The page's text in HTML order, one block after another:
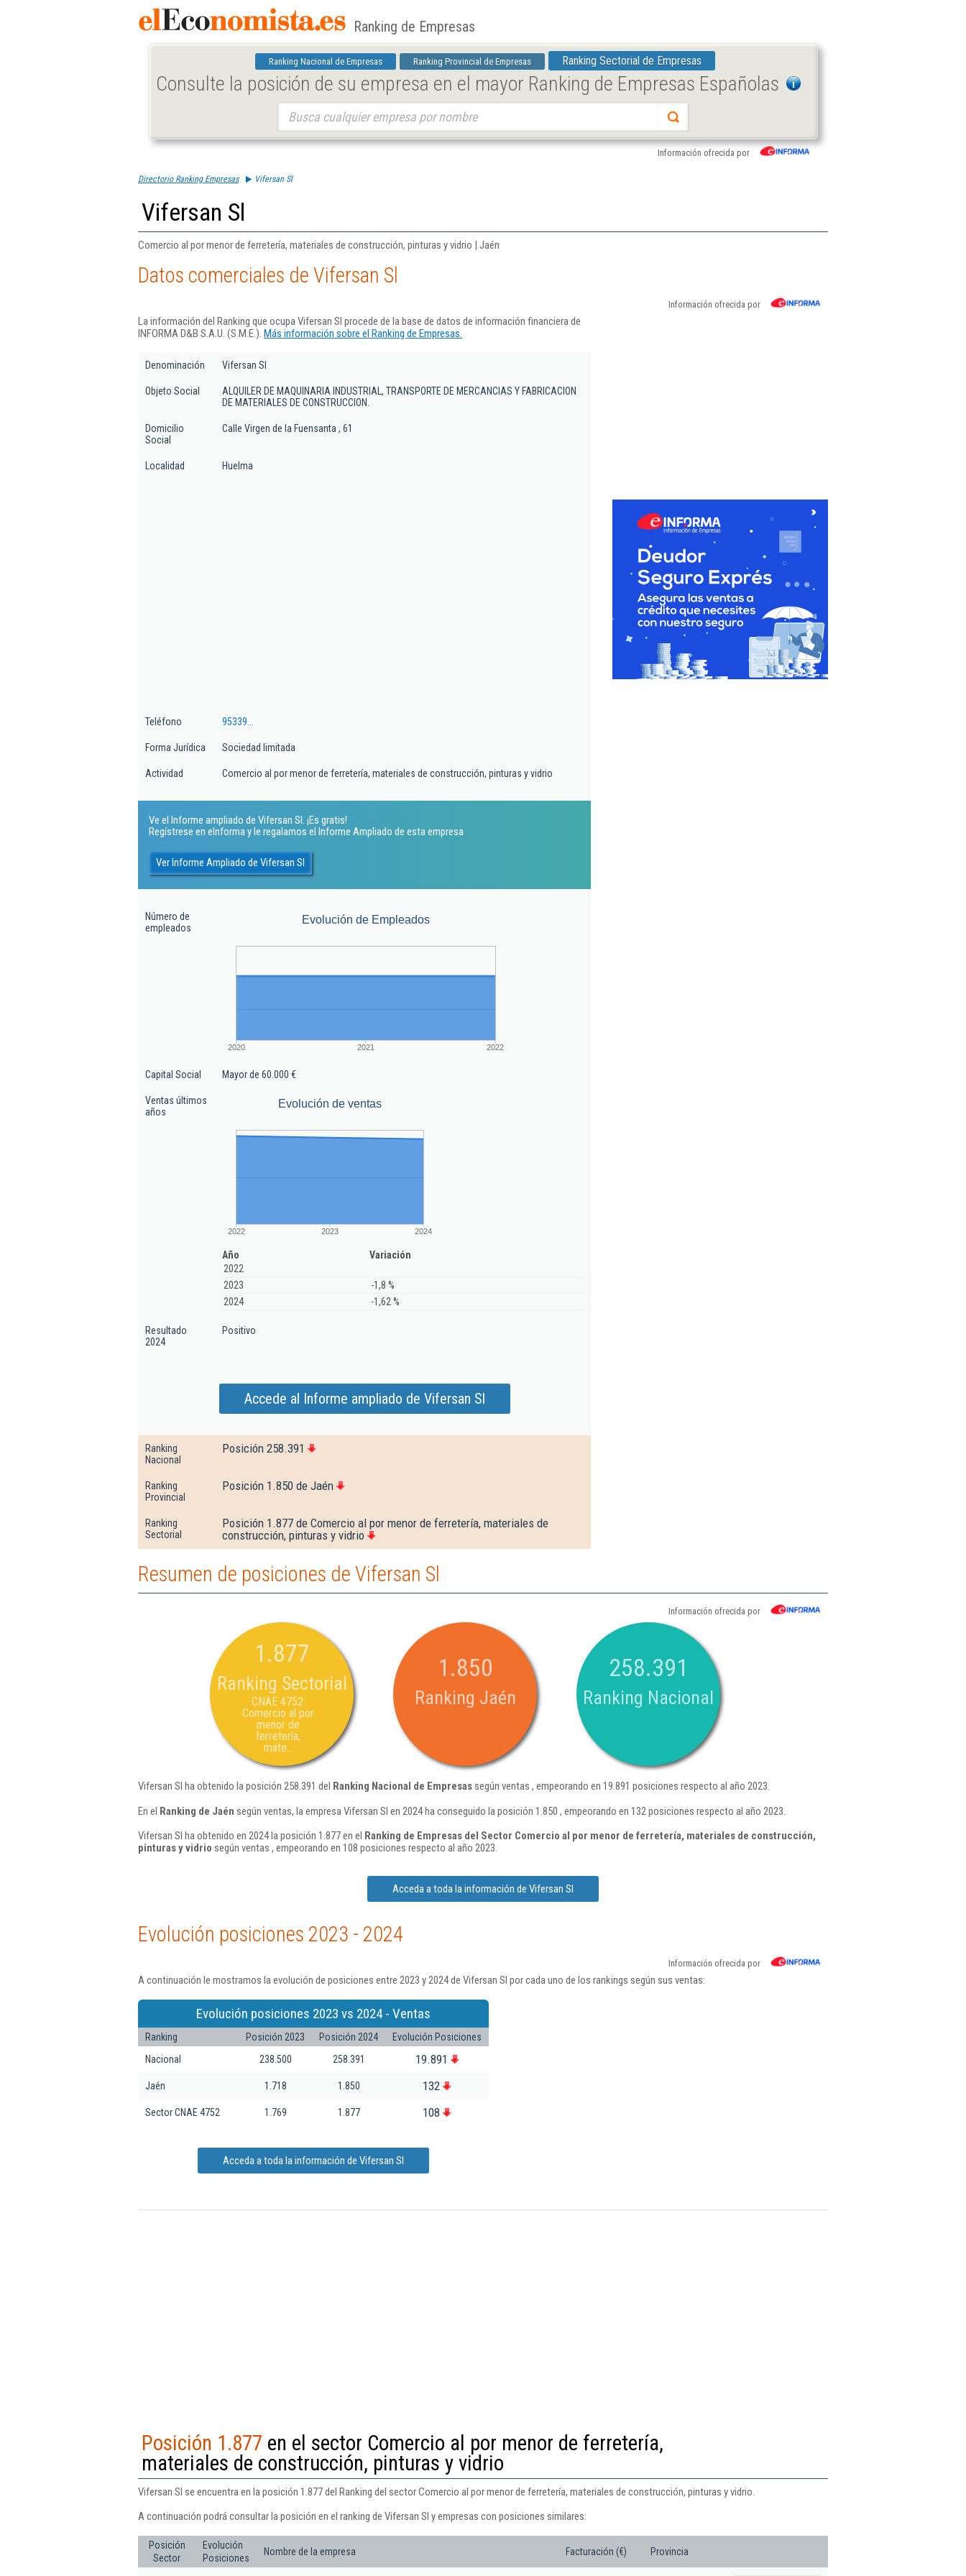
Ranking de Empresas
Ranking Nacional de Empresas Ranking Provincial de Empresas Ranking Sectorial de Empresas
Consulte la posición de su empresa en el mayor Ranking de Empresas Españolas
Información ofrecida por
Directorio Ranking Empresas Vifersan Sl
Vifersan Sl
Comercio al por menor de ferretería, materiales de construcción, pinturas y vidrio | Jaén
Datos comerciales de Vifersan Sl
Información ofrecida por
La información del Ranking que ocupa Vifersan Sl procede de la base de datos de información financiera de
INFORMA D&B S.A.U. (S.M.E.). Más información sobre el Ranking de Empresas.
Denominación Vifersan Sl
Objeto Social
ALQUILER DE MAQUINARIA INDUSTRIAL, TRANSPORTE DE MERCANCIAS Y FABRICACION
DE MATERIALES DE CONSTRUCCION.
Domicilio
Social
Calle Virgen de la Fuensanta , 61
Localidad Huelma
Teléfono 95339...
Forma Jurídica Sociedad limitada
Actividad Comercio al por menor de ferretería, materiales de construcción, pinturas y vidrio
Ve el Informe ampliado de Vifersan Sl. ¡Es gratis!
Regístrese en eInforma y le regalamos el Informe Ampliado de esta empresa
Ver Informe Ampliado de Vifersan Sl
Número de
empleados
Evolución de Empleados
2020 2021 2022
Capital Social Mayor de 60.000 €
Ventas últimos
años
Evolución de ventas
2022 2023 2024
Año
Variación
2022
2023
-1,8 %
2024
-1,62 %
Resultado
2024
Positivo
Accede al Informe ampliado de Vifersan Sl
Ranking
Nacional
Posición 258.391
Ranking
Provincial
Posición 1.850 de Jaén
Ranking
Sectorial
Posición 1.877 de Comercio al por menor de ferretería, materiales de
construcción, pinturas y vidrio
Resumen de posiciones de Vifersan Sl
Información ofrecida por
1.877
Ranking Sectorial
CNAE 4752:
Comercio al por
menor de
ferretería,
mate...
1.850
Ranking Jaén
258.391
Ranking Nacional
Vifersan Sl ha obtenido la posición 258.391 del Ranking Nacional de Empresassegún ventas , empeorando en 19.891 posiciones respecto al año 2023.
En el Ranking de Jaén según ventas, la empresa Vifersan Sl en 2024 ha conseguido la posición 1.850 , empeorando en 132 posiciones respecto al año 2023.
Vifersan Sl ha obtenido en 2024 la posición 1.877 en el Ranking de Empresas del Sector Comercio al por menor de ferretería, materiales de construcción,
pinturas y vidrio según ventas , empeorando en 108 posiciones respecto al año 2023.
Acceda a toda la información de Vifersan Sl
Evolución posiciones 2023 - 2024
Información ofrecida por
A continuación le mostramos la evolución de posiciones entre 2023 y 2024 de Vifersan Sl por cada uno de los rankings según sus ventas:
Evolución posiciones 2023 vs 2024 - Ventas
Ranking Posición 2023 Posición 2024
Evolución Posiciones
Nacional
238.500 258.391 19.891
Jaén 1.718 1.850 132
Sector CNAE 4752 1.769 1.877 108
Acceda a toda la información de Vifersan Sl
Posición 1.877 en el sector Comercio al por menor de ferretería,
materiales de construcción, pinturas y vidrio
Vifersan Sl se encuentra en la posición 1.877 del Ranking del sector Comercio al por menor de ferretería, materiales de construcción, pinturas y vidrio.
A continuación podrá consultar la posición en el ranking de Vifersan Sl y empresas con posiciones similares:
Posición
Sector
Evolución
Posiciones
Nombre de la empresa Facturación (€) Provincia